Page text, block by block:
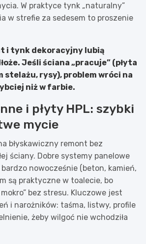
W praktyce tynk „naturalny”
w strefie za sedesem to proszenie
i tynk dekoracyjny lubią
. Jeśli ściana „pracuje” (płyta
stelażu, rysy), problem wróci na
niż w farbie.
i płyty HPL: szybki
mycie
błyskawiczny remont bez
ściany. Dobre systemy panelowe
nowocześnie (beton, kamień,
są praktyczne w toalecie, bo
bez stresu. Kluczowe jest
i narożników: taśma, listwy, profile
żeby wilgoć nie wchodziła